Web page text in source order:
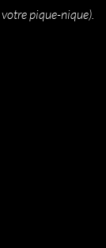
pique-nique).